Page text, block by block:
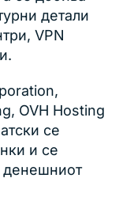
детали
VPN
OVH Hosting
се
и се
денешниот